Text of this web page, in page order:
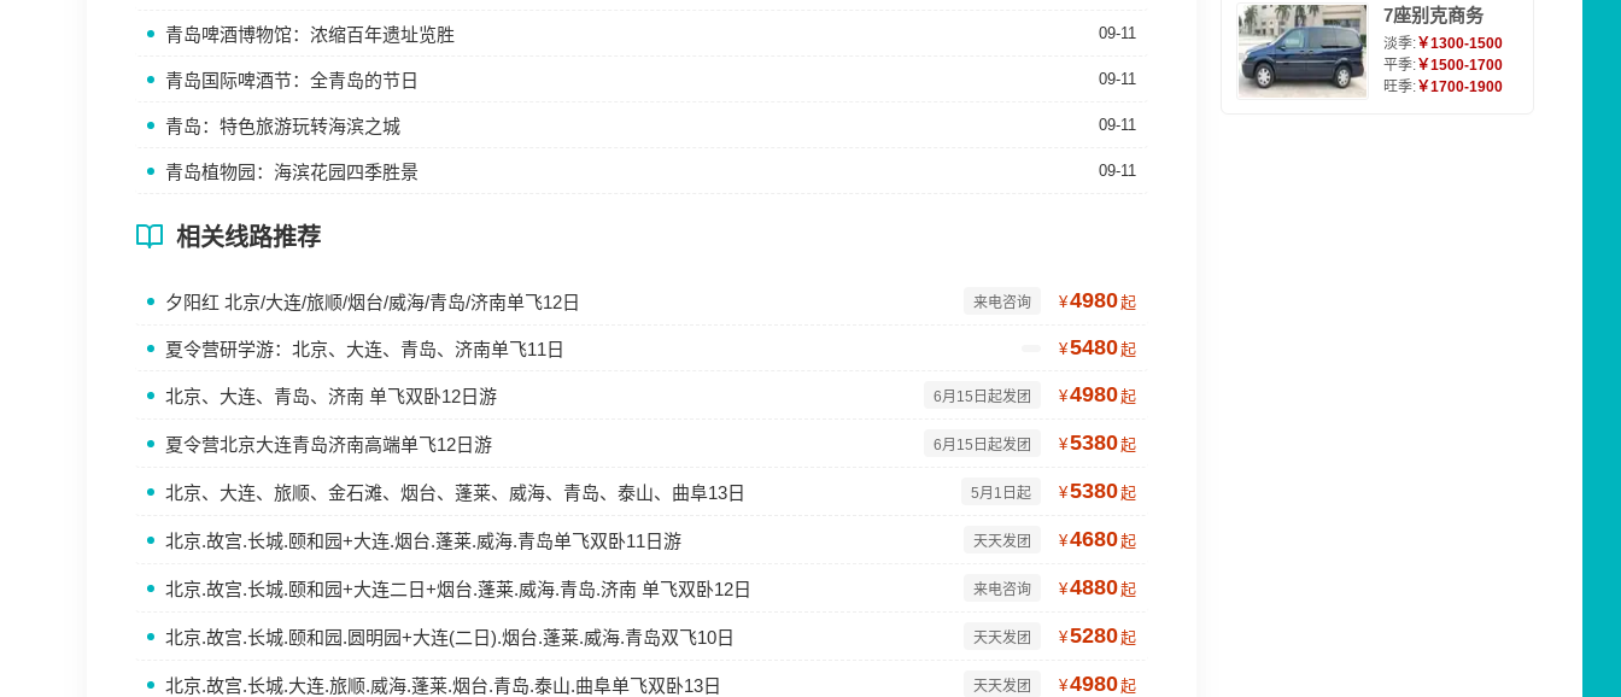
青岛啤酒博物馆：浓缩百年遗址览胜 09-11
青岛国际啤酒节：全青岛的节日 09-11
青岛：特色旅游玩转海滨之城 09-11
青岛植物园：海滨花园四季胜景 09-11
相关线路推荐
夕阳红 北京/大连/旅顺/烟台/威海/青岛/济南单飞12日 来电咨询 ¥4980起
夏令营研学游：北京、大连、青岛、济南单飞11日 ¥5480起
北京、大连、青岛、济南 单飞双卧12日游 6月15日起发团 ¥4980起
夏令营北京大连青岛济南高端单飞12日游 6月15日起发团 ¥5380起
北京、大连、旅顺、金石滩、烟台、蓬莱、威海、青岛、泰山、曲阜13日 5月1日起 ¥5380起
北京.故宫.长城.颐和园+大连.烟台.蓬莱.威海.青岛单飞双卧11日游 天天发团 ¥4680起
北京.故宫.长城.颐和园+大连二日+烟台.蓬莱.威海.青岛.济南 单飞双卧12日 来电咨询 ¥4880起
北京.故宫.长城.颐和园.圆明园+大连(二日).烟台.蓬莱.威海.青岛双飞10日 天天发团 ¥5280起
北京.故宫.长城.大连.旅顺.威海.蓬莱.烟台.青岛.泰山.曲阜单飞双卧13日 天天发团 ¥4980起
7座别克商务
淡季:￥1300-1500
平季:￥1500-1700
旺季:￥1700-1900